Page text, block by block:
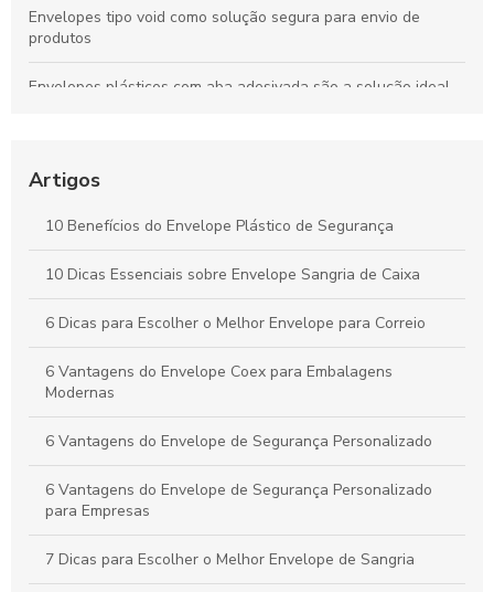
Envelopes tipo void como solução segura para envio de
produtos
Envelopes plásticos com aba adesivada são a solução ideal
ideal para proteger seus documentos e produtos com estilo e
Envelope para e commerce personalizado: como escolher o
ideal para sua marca
Envelope coextrusado com adesivo para proteção e
praticidade
Artigos
10 Benefícios do Envelope Plástico de Segurança
10 Dicas Essenciais sobre Envelope Sangria de Caixa
6 Dicas para Escolher o Melhor Envelope para Correio
6 Vantagens do Envelope Coex para Embalagens
Modernas
6 Vantagens do Envelope de Segurança Personalizado
6 Vantagens do Envelope de Segurança Personalizado
para Empresas
7 Dicas para Escolher o Melhor Envelope de Sangria